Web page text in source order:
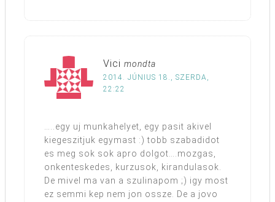
Vici mondta
2014. JÚNIUS 18., SZERDA,
22:22
…..egy uj munkahelyet, egy pasit akivel
kiegeszitjuk egymast :) tobb szabadidot
es meg sok sok apro dolgot….mozgas,
onkenteskedes, kurzusok, kirandulasok.
De mivel ma van a szulinapom ;) igy most
ez semmi kep nem jon ossze. De a jovo